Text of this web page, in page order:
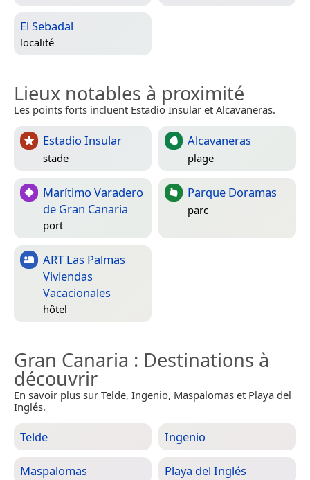
El Sebadal
localité
Lieux notables à proximité
Les points forts incluent Estadio Insular et Alcavaneras.
Estadio Insular
stade
Alcavaneras
plage
Marítimo Varadero
de Gran Canaria
port
Parque Doramas
parc
ART Las Palmas
Viviendas
Vacacionales
hôtel
Gran Canaria : Destinations à
découvrir
En savoir plus sur Telde, Ingenio, Maspalomas et Playa del
Inglés.
Telde Ingenio
Maspalomas Playa del Inglés